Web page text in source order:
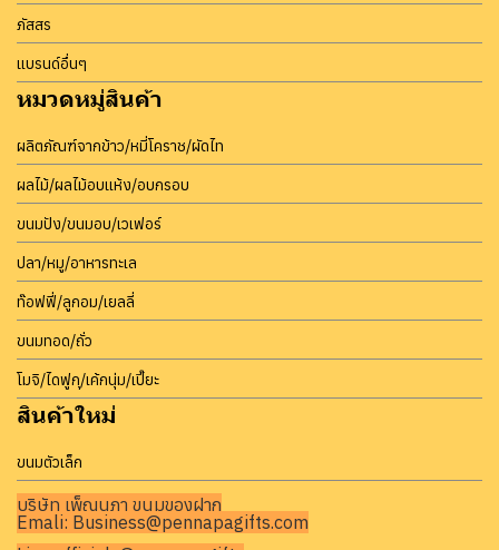
ภัสสร
แบรนด์อื่นๆ
หมวดหมู่สินค้า
ผลิตภัณฑ์จากข้าว/หมี่โคราช/ผัดไท
ผลไม้/ผลไม้อบแห้ง/อบกรอบ
ขนมปัง/ขนมอบ/เวเฟอร์
ปลา/หมู/อาหารทะเล
ท๊อฟฟี่/ลูกอม/เยลลี่
ขนมทอด/ถั่ว
โมจิ/ไดฟูกุ/เค้กนุ่ม/เปี๊ยะ
สินค้าใหม่
ขนมตัวเล็ก
บริษัท เพ็ญนภา ขนมของฝาก
Emali: Business@pennapagifts.com